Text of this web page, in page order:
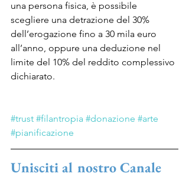
una persona fisica, è possibile
scegliere una detrazione del 30%
dell’erogazione fino a 30 mila euro
all’anno, oppure una deduzione nel
limite del 10% del reddito complessivo
dichiarato.
#trust #filantropia #donazione #arte
#pianificazione
Unisciti al nostro Canale